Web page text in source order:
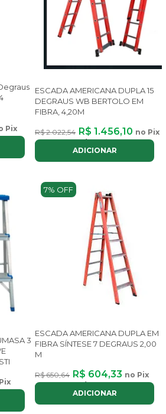
Pix
juros
ESCADA AMERICANA DUPLA 15
DEGRAUS WB BERTOLO EM
FIBRA, 4,20M
R$ 2.022,54 R$ 1.456,10 no Pix
ou até
ADICIONAR
3
7% OFF
ESCADA AMERICANA DUPLA EM
FIBRA SÍNTESE 7 DEGRAUS 2,00
M
R$ 650,64 R$ 604,33 no Pix
ou até
ADICIONAR